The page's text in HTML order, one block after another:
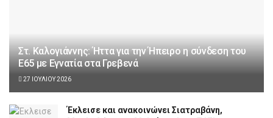
Στ. Καλογιάννης: Ήττα για την Ήπειρο η σύνδεση του
Ε65 με Εγνατία στα Γρεβενά
27 ΙΟΥΛΊΟΥ 2026
Έκλεισε και ανακοινώνει Σιατραβάνη,